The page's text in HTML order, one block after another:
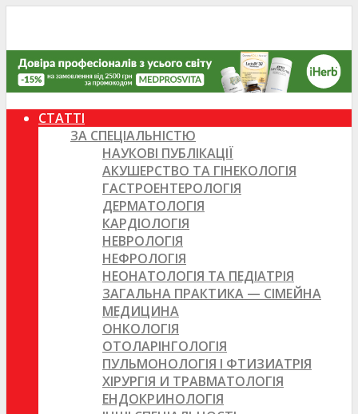
СТАТТІ
ЗА СПЕЦІАЛЬНІСТЮ
НАУКОВІ ПУБЛІКАЦІЇ
АКУШЕРСТВО ТА ГІНЕКОЛОГІЯ
ГАСТРОЕНТЕРОЛОГІЯ
ДЕРМАТОЛОГІЯ
КАРДІОЛОГІЯ
НЕВРОЛОГІЯ
НЕФРОЛОГІЯ
НЕОНАТОЛОГІЯ ТА ПЕДІАТРІЯ
ЗАГАЛЬНА ПРАКТИКА — СІМЕЙНА
МЕДИЦИНА
ОНКОЛОГІЯ
ОТОЛАРІНГОЛОГІЯ
ПУЛЬМОНОЛОГІЯ І ФТИЗИАТРІЯ
ХІРУРГІЯ И ТРАВМАТОЛОГІЯ
ЕНДОКРИНОЛОГІЯ